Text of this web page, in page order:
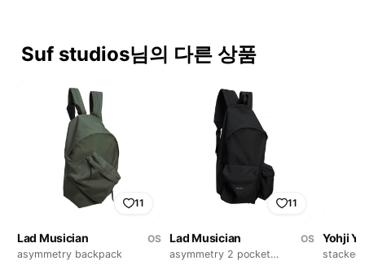
Suf studios님의 다른 상품
11
Lad Musician
OS
asymmetry backpack
11
Lad Musician
OS
asymmetry 2 pocket
Yohji
stacked